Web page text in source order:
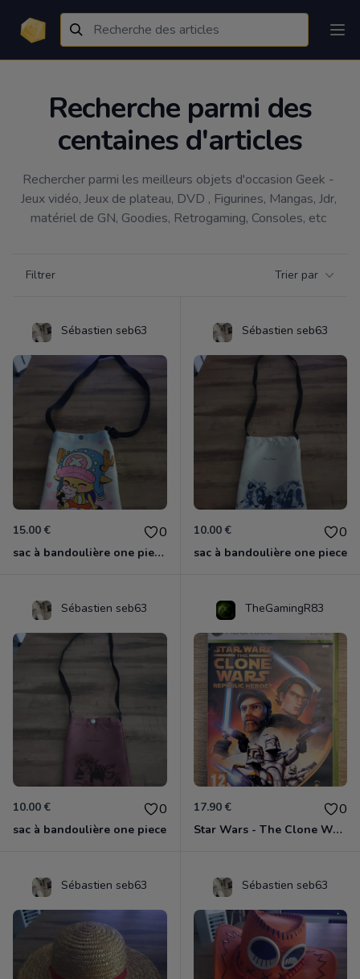
Recherche parmi des
centaines d'articles
Rechercher parmi les meilleurs objets d'occasion Geek -
Jeux vidéo, Jeux de plateau, DVD , Figurines, Mangas, Jdr,
matériel de GN, Goodies, Retrogaming, Consoles, etc
Filtrer Trier par
Sébastien seb63
15.00 € 0
sac à bandoulière one piece chopper
Sébastien seb63
10.00 € 0
sac à bandoulière one piece
Sébastien seb63
10.00 € 0
sac à bandoulière one piece
TheGamingR83
17.90 € 0
Star Wars - The Clone Wars - Les Héros De La République Xbox 360
Sébastien seb63 Sébastien seb63